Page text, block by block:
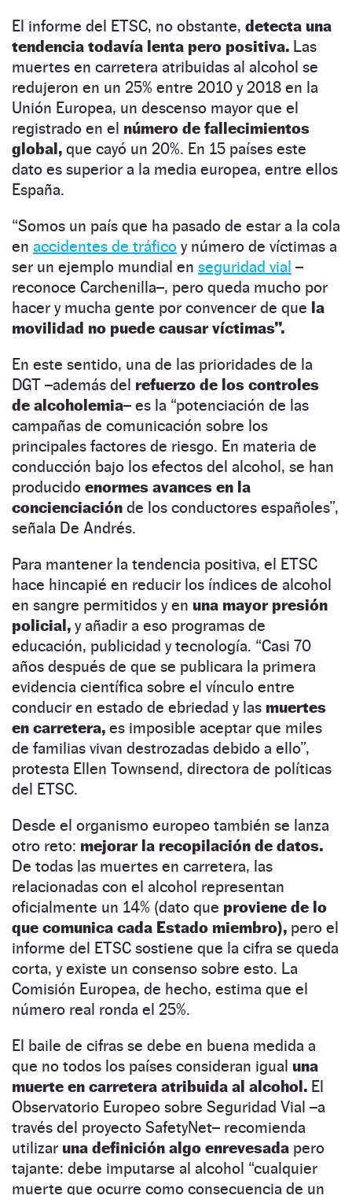
El informe del ETSC, no obstante, detecta una
tendencia todavía lenta pero positiva. Las
muertes en carretera atribuidas al alcohol se
redujeron en un 25% entre 2010 y 2018 en la
Unión Europea, un descenso mayor que el
registrado en el número de fallecimientos
global, que cayó un 20%. En 15 países este
dato es superior a la media europea, entre ellos
España.
“Somos un país que ha pasado de estar a la cola
en accidentes de tráfico y número de víctimas a
ser un ejemplo mundial en seguridad vial –
reconoce Carchenilla–, pero queda mucho por
hacer y mucha gente por convencer de que la
movilidad no puede causar víctimas”.
En este sentido, una de las prioridades de la
DGT –además del refuerzo de los controles
de alcoholemia– es la “potenciación de las
campañas de comunicación sobre los
principales factores de riesgo. En materia de
conducción bajo los efectos del alcohol, se han
producido enormes avances en la
concienciación de los conductores españoles”,
señala De Andrés.
Para mantener la tendencia positiva, el ETSC
hace hincapié en reducir los índices de alcohol
en sangre permitidos y en una mayor presión
policial, y añadir a eso programas de
educación, publicidad y tecnología. “Casi 70
años después de que se publicara la primera
evidencia científica sobre el vínculo entre
conducir en estado de ebriedad y las muertes
en carretera, es imposible aceptar que miles
de familias vivan destrozadas debido a ello”,
protesta Ellen Townsend, directora de políticas
del ETSC.
Desde el organismo europeo también se lanza
otro reto: mejorar la recopilación de datos.
De todas las muertes en carretera, las
relacionadas con el alcohol representan
oficialmente un 14% (dato que proviene de lo
que comunica cada Estado miembro), pero el
informe del ETSC sostiene que la cifra se queda
corta, y existe un consenso sobre esto. La
Comisión Europea, de hecho, estima que el
número real ronda el 25%.
El baile de cifras se debe en buena medida a
que no todos los países consideran igual una
muerte en carretera atribuida al alcohol. El
Observatorio Europeo sobre Seguridad Vial –a
través del proyecto SafetyNet– recomienda
utilizar una definición algo enrevesada pero
tajante: debe imputarse al alcohol “cualquier
muerte que ocurre como consecuencia de un